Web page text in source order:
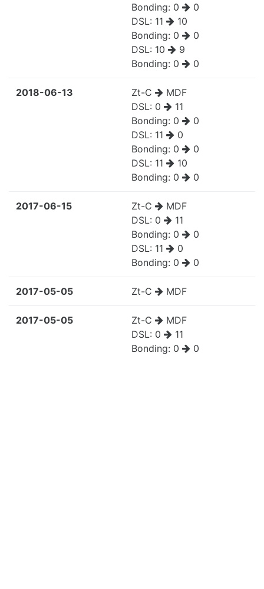
Bonding: 0
0
DSL: 11
10
Bonding: 0
0
DSL: 10
9
Bonding: 0 0
2018-06-13 Zt-C
MDF
DSL: 0
11
Bonding: 0
0
DSL: 11
0
Bonding: 0
0
DSL: 11
10
Bonding: 0 0
2017-06-15 Zt-C
MDF
DSL: 0
11
Bonding: 0
0
DSL: 11
0
Bonding: 0 0
2017-05-05 Zt-C MDF
2017-05-05 Zt-C
MDF
DSL: 0
11
Bonding: 0 0